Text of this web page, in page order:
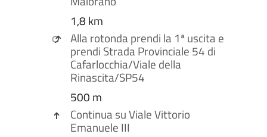
1,8 km
Alla rotonda prendi la 1ªuscita e
prendi Strada Provinciale 54 di
Cafarlocchia/Viale della
Rinascita/SP54
500 m
Continua suViale Vittorio
Emanuele III